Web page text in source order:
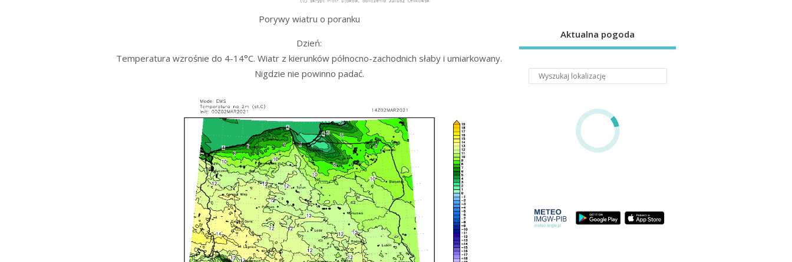
Porywy wiatru o poranku
Dzień:
Temperatura wzrośnie do 4-14°C. Wiatr z kierunków północno-zachodnich słaby i umiarkowany.
Nigdzie nie powinno padać.
Aktualna pogoda